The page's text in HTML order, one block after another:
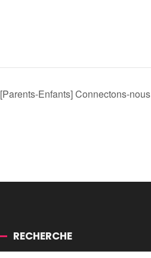
[Parents-Enfants] Connectons-nous
RECHERCHE